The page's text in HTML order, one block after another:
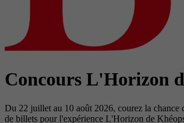
Concours L'Horizon
Du 22 juillet au 10 août 2026, courez la chance
de billets pour l'expérience L'Horizon de